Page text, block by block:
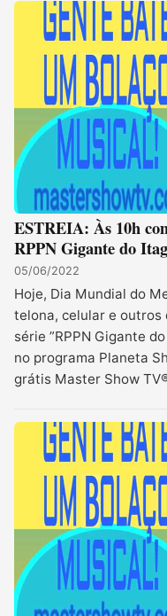
ESTREIA: Às 10h
RPPN Gigante do
05/06/2022
Hoje, Dia Mundial do
telona, celular e outros
série ”RPPN Gigante
no programa Planeta
grátis Master Show